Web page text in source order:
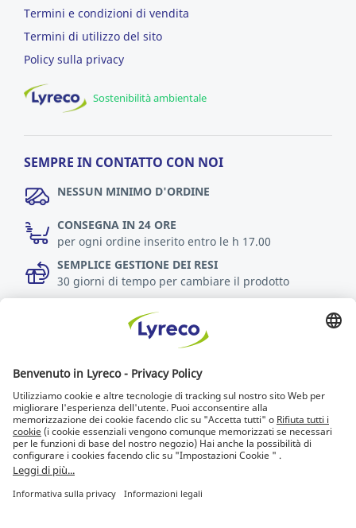
Termini e condizioni di vendita
Termini di utilizzo del sito
Policy sulla privacy
Sostenibilità ambientale
SEMPRE IN CONTATTO CON NOI
NESSUN MINIMO D'ORDINE
CONSEGNA IN 24 ORE
per ogni ordine inserito entro le h 17.00
SEMPLICE GESTIONE DEI RESI
30 giorni di tempo per cambiare il prodotto
Accessibilità
Lyreco for Education